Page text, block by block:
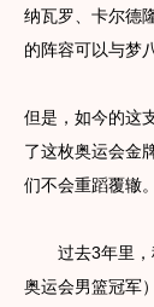
纳瓦罗、卡尔德
的阵容可以与梦
但是，如今的这
了这枚奥运会金
们不会重蹈覆辙。
过去3年里，科
奥运会男篮冠军